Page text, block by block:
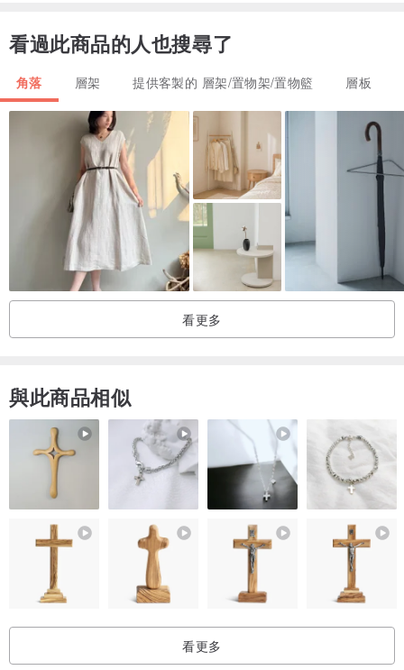
體。
⌲⌲⌲ 保 養 須 知
髒污用清水擦拭即可
由於木材有毛細孔，長期置於潮濕、高溫環境，可能會彎曲變形，請
好好對待木頭。
每件木材都有獨特的天然紋理，木紋及顏色都是獨一無二的。
看過此商品的人也搜尋了
角落 層架 提供客製的 層架/置物架/置物籃 層板
看更多
與此商品相似
看更多